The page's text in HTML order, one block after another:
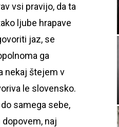
vsi pravijo, da ta
ljube hrapave
jaz, se
ga
nekaj štejem v
le slovensko.
samega sebe,
naj